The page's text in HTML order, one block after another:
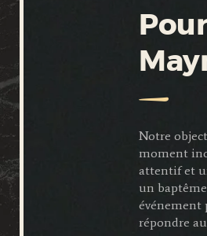
Notre
moment
attentif et
un
événement
répondre